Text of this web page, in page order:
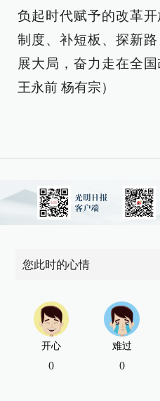
负起时代赋予的改革
制度、补短板、探新
展大局，奋力走在全
王永前 杨有宗）
您此时的心情
开心
0
难过
0